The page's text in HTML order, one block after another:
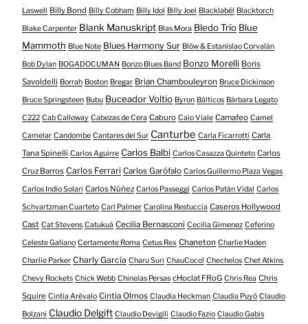
Laswell Billy Bond Billy Cobham Billy Idol Billy Joel Blacklabél Blacktorch
Blake Carpenter Blank Manuskript Blas Mora Bledo Trío Blue
Mammoth Blue Note Blues Harmony Sur Blöw & Estanislao Corvalán
Bob Dylan BOGADOCUMAN Bonzo Blues Band Bonzo Morelli Boris
Savoldelli Borrah Boston Bregar Brian Chambouleyron Bruce Dickinson
Bruce Springsteen Bubu Buceador Voltio Byron Bálticos Bárbara Legato
C222 Cab Calloway Cabezas de Cera Caburo Caio Viale Camafeo Camel
Camelar Candombe Cantares del Sur Canturbe Carla Ficarrotti Carla
Tana Spinelli Carlos Aguirre Carlos Balbi Carlos Casazza Quinteto Carlos
Cruz Barros Carlos Ferrari Carlos Garófalo Carlos Guillermo Plaza Vegas
Carlos Indio Solari Carlos Núñez Carlos Passeggi Carlos Patán Vidal Carlos
Schvartzman Cuarteto Carl Palmer Carolina Restuccia Caseros Hollywood
Cast Cat Stevens Catukuá Cecilia Bernasconi Cecilia Gimenez Ceferino
Celeste Galiano Certamente Roma Cetus Rex Chaneton Charlie Haden
Charlie Parker Charly García Charu Suri ChauCoco! Chechelos Chet Atkins
Chevy Rockets Chick Webb Chinelas Persas cHoclat FRoG Chris Rea Chris
Squire Cintia Arévalo Cintia Olmos Claudia Heckman Claudia Puyó Claudio
Bolzani Claudio Delgift Claudio Devigili Claudio Fazio Claudio Gabis